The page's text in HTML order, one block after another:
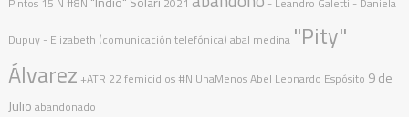
Dupuy - Elizabeth (comunicación telefónica) abal medina "Pity"
Álvarez +ATR 22 femicidios #NiUnaMenosAbel Leonardo Espósito 9 de
Julio abandonado